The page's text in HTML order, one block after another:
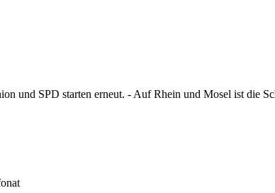
und SPD starten erneut. - Auf Rhein und Mosel ist die